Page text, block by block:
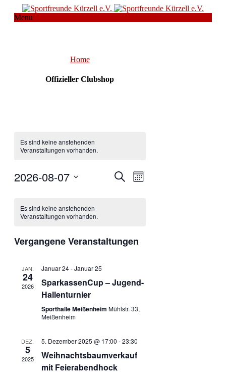
Menu
Home
Offizieller Clubshop
Es sind keine anstehenden
Veranstaltungen vorhanden.
Veranstaltungen
Suche
Veranstaltung
Ansichten-
Monat
2026-08-07
von
Es sind keine anstehenden
Veranstaltungen vorhanden.
Vergangene Veranstaltungen
JAN.
24
2026
Januar 24-Januar 25
SparkassenCup – Jugend-
Hallenturnier
Sporthalle Meißenheim Mühlstr. 33,
Meißenheim
DEZ.
5
2025
5. Dezember 2025 @ 17:00 -23:30
Weihnachtsbaumverkauf
mit Feierabendhock